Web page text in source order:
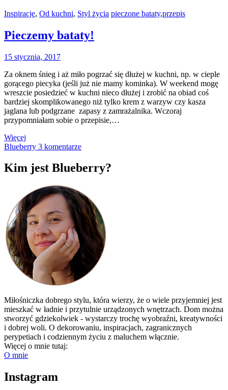
Inspiracje, Od kuchni, Styl życia pieczone bataty,przepis
Pieczemy bataty!
15 stycznia, 2017
Za oknem śnieg i aż miło pogrzać się dłużej w kuchni, np. w cieple
gorącego piecyka (jeśli już nie mamy kominka). W weekend mogę
wreszcie posiedzieć w kuchni nieco dłużej i zrobić na obiad coś
bardziej skomplikowanego niż tylko krem z warzyw czy kasza
jaglana lub podgrzane zapasy z zamrażalnika. Wczoraj
przypomniałam sobie o przepisie,…
Więcej
Blueberry 3 komentarze
Kim jest Blueberry?
Miłośniczka dobrego stylu, która wierzy, że o wiele przyjemniej jest
mieszkać w ładnie i przytulnie urządzonych wnętrzach. Dom można
stworzyć gdziekolwiek - wystarczy trochę wyobraźni, kreatywności
i dobrej woli. O dekorowaniu, inspiracjach, zagranicznych
perypetiach i codziennym życiu z maluchem włącznie.
Więcej o mnie tutaj:
O mnie
Instagram